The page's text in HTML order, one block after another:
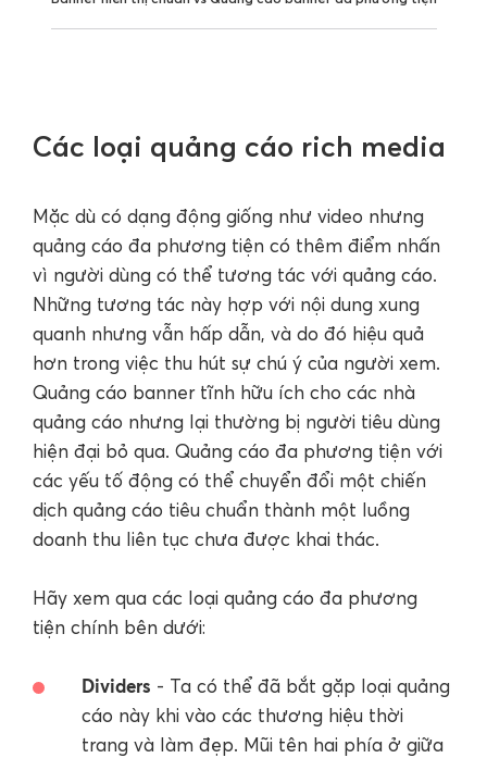
Các loại quảng cáo rich media
Mặc dù có dạng động giống như video nhưng
quảng cáo đa phương tiện có thêm điểm nhấn
vì người dùng có thể tương tác với quảng cáo.
Những tương tác này hợp với nội dung xung
quanh nhưng vẫn hấp dẫn, và do đó hiệu quả
hơn trong việc thu hút sự chú ý của người xem.
Quảng cáo banner tĩnh hữu ích cho các nhà
quảng cáo nhưng lại thường bị người tiêu dùng
hiện đại bỏ qua. Quảng cáo đa phương tiện với
các yếu tố động có thể chuyển đổi một chiến
dịch quảng cáo tiêu chuẩn thành một luồng
doanh thu liên tục chưa được khai thác.
Hãy xem qua các loại quảng cáo đa phương
tiện chính bên dưới:
Dividers - Ta có thể đã bắt gặp loại quảng
cáo này khi vào các thương hiệu thời
trang và làm đẹp. Mũi tên hai phía ở giữa